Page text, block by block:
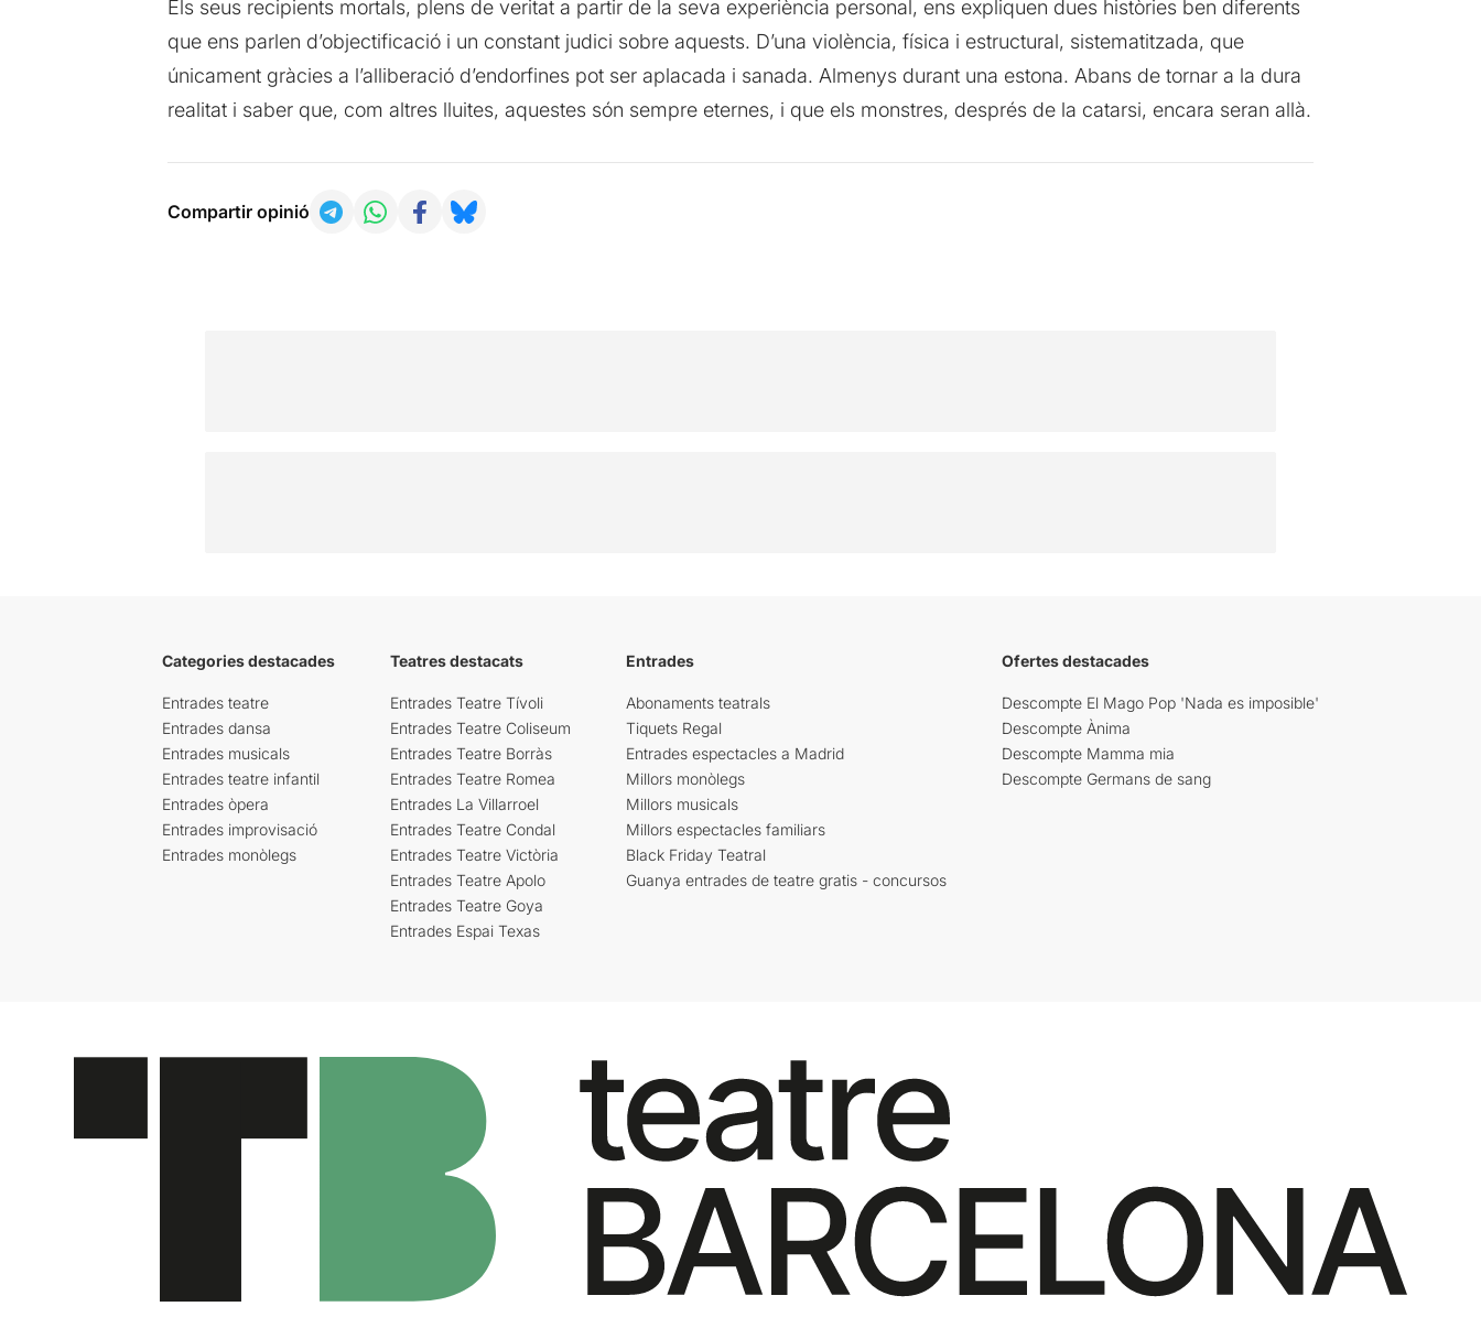
Els seus recipients mortals, plens de veritat a partir de la seva experiència personal, ens expliquen dues històries ben diferents
que ens parlen d’objectificació i un constant judici sobre aquests. D’una violència, física i estructural, sistematitzada, que
únicament gràcies a l’alliberació d’endorfines pot ser aplacada i sanada. Almenys durant una estona. Abans de tornar a la dura
realitat i saber que, com altres lluites, aquestes són sempre eternes, i que els monstres, després de la catarsi, encara seran allà.
Compartir opinió
Categories destacades
Entrades teatre
Entrades dansa
Entrades musicals
Entrades teatre infantil
Entrades òpera
Entrades improvisació
Entrades monòlegs
Teatres destacats
Entrades Teatre Tívoli
Entrades Teatre Coliseum
Entrades Teatre Borràs
Entrades Teatre Romea
Entrades La Villarroel
Entrades Teatre Condal
Entrades Teatre Victòria
Entrades Teatre Apolo
Entrades Teatre Goya
Entrades Espai Texas
Entrades
Abonaments teatrals
Tiquets Regal
Entrades espectacles a Madrid
Millors monòlegs
Millors musicals
Millors espectacles familiars
Black Friday Teatral
Guanya entrades de teatre gratis - concursos
Ofertes destacades
Descompte El Mago Pop 'Nada es imposible'
Descompte Ànima
Descompte Mamma mia
Descompte Germans de sang